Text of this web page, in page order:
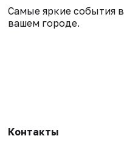
Самые яркие события в
вашем городе.
Контакты